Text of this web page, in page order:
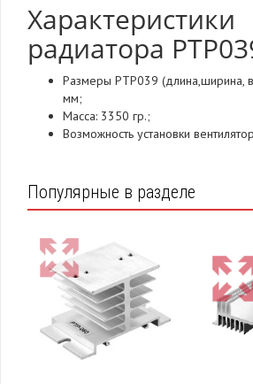
Характеристики
радиатора
Размеры РТР039 (длина,ширина,
мм;
Масса: 3350 гр.;
Возможность установки
Популярные в разделе